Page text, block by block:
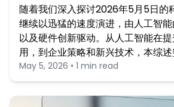
随着我们深入探讨2026年5月5日的
继续以迅猛的速度演进，由人工智
以及硬件创新驱动。从人工智能在
用，到企业策略和新兴技术，本综
May 5, 2026 • 1 min read